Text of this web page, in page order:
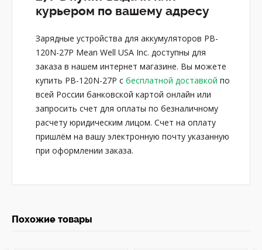
курьером по вашему адресу
Зарядные устройства для аккумуляторов PB-
120N-27P Mean Well USA Inc. доступны для
заказа в нашем интернет магазине. Вы можете
купить PB-120N-27P с бесплатной доставкой по
всей России банковской картой онлайн или
запросить счет для оплаты по безналичному
расчету юридическим лицом. Счет на оплату
пришлём на вашу электронную почту указанную
при оформлении заказа.
Похожие товары